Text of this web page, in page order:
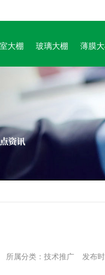
大棚 玻璃大棚 薄膜
所属分类：技术推广 发布